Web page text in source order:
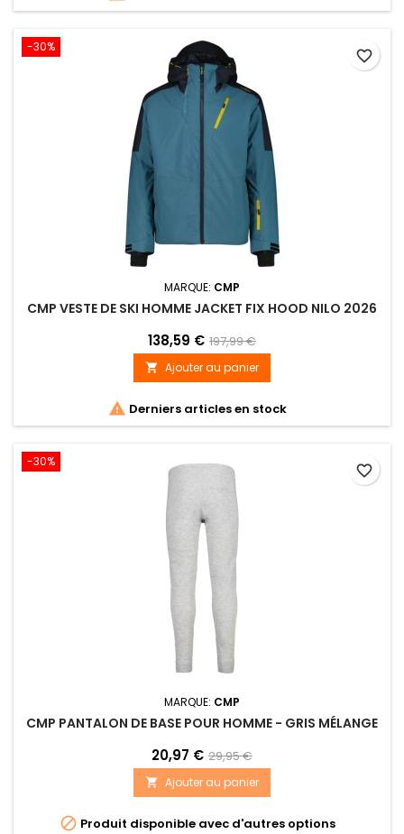
-30%
MARQUE: CMP
CMP VESTE DE SKI HOMME JACKET FIX HOOD NILO 2026
138,59 € 197,99 €
 Ajouter au panier
 Derniers articles en stock
favorite_border
-30%
MARQUE: CMP
CMP PANTALON DE BASE POUR HOMME - GRIS MÉLANGE
20,97 € 29,95 €
 Ajouter au panier
 Produit disponible avec d'autres options
favorite_border